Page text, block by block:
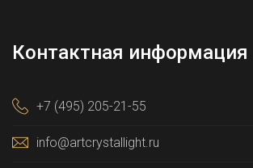
Контактная информация
+7 (495) 205-21-55
info@artcrystallight.ru